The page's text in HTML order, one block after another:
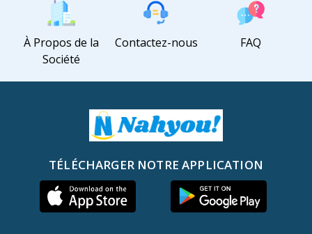
À Propos de la
Société
Contactez-nous FAQ
TÉLÉCHARGER NOTRE APPLICATION